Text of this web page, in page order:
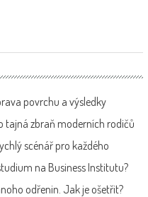
povrchu a výsledky
tajná zbraň moderních rodičů
scénář pro každého
na Business Institutu?
odřenin. Jak je ošetřit?